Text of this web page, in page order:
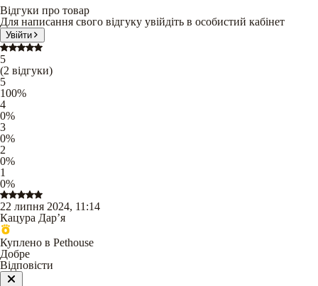
Відгуки про товар
Для написання свого відгуку увійдіть в особистий кабінет
Увійти
5
(2 відгуки)
5
100%
4
0%
3
0%
2
0%
1
0%
22 липня 2024, 11:14
Кацура Дарʼя
Куплено в Pethouse
Добре
Відповісти